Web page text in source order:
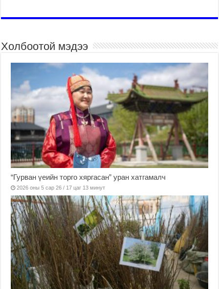
Холбоотой мэдээ
“Гурван үеийн торго хяргасан” уран хатгамалч
2026 оны 5 сар 26 / 17 цаг 13 минут